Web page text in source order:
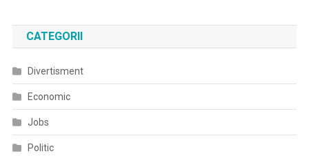
CATEGORII
Divertisment
Economic
Jobs
Politic